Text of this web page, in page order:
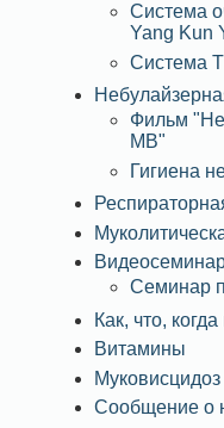
Система
Yang Kun
Система
Фильм
МВ"
Гигиена
Семинар
Как, что,
Витамины
Сообщение о